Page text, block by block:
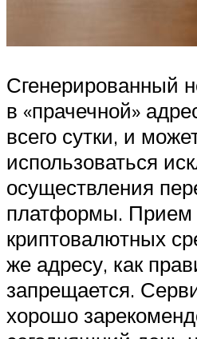
Сгенерированный
в «прачечной»
всего сутки, и
использоваться
осуществления
платформы. Прием
криптовалютных
же адресу, как
запрещается.
хорошо